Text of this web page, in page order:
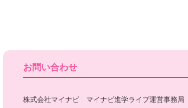
お問い合わせ
株式会社マイナビ マイナビ進学ライブ運営事務局